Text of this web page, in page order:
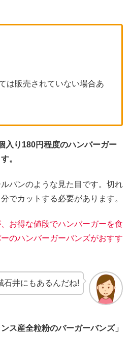
は販売されていない場合あ
り180円程度のハンバーガー
。
パンのような見た目です。切れ
でカットする必要があります。
お得な値段でハンバーガーを食
のハンバーガーバンズがおすす
石井にもあるんだね!
ス産全粒粉のバーガーバンズ」